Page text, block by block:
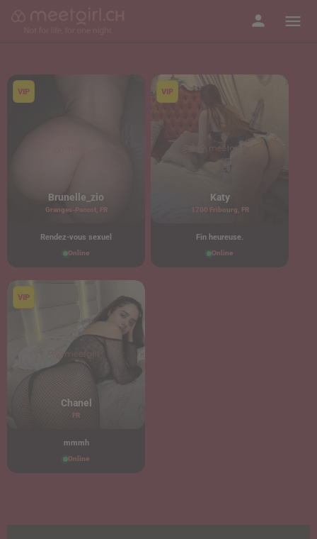
Brunelle_zio
Granges-Paccot, FR
Rendez-vous sexuel
Online
Katy
1700 Fribourg, FR
Fin heureuse.
Online
Chanel
FR
mmmh
Online